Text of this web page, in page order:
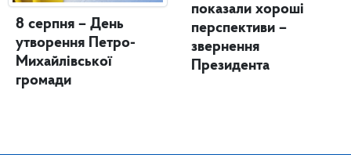
8 серпня – День
утворення Петро-
Михайлівської
громади
показали хороші
перспективи –
звернення
Президента